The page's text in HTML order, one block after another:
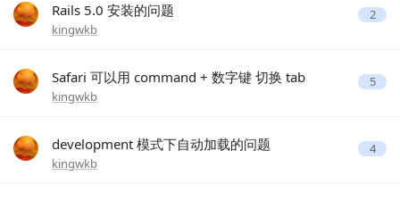
Rails 5.0 安装的问题
kingwkb
2
Safari 可以用 command + 数字键 切换 tab
kingwkb
5
development 模式下自动加载的问题
kingwkb
4